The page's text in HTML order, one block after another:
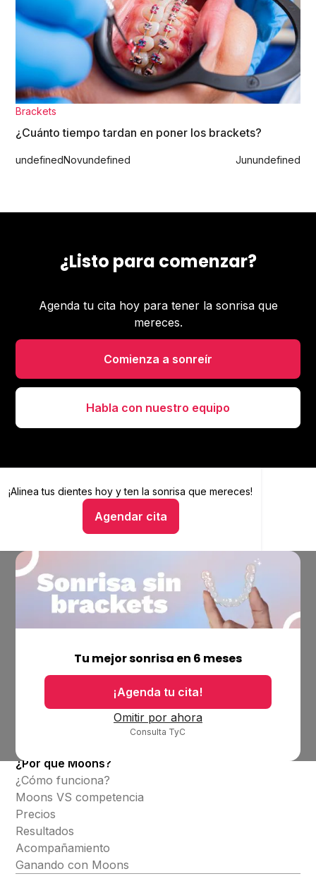
Brackets
¿Cuánto tiempo tardan en poner los brackets?
undefinedNovundefined Junundefined
¿Listo para comenzar?
Agenda tu cita hoy para tener la sonrisa que
mereces.
Comienza a sonreír
Habla con nuestro equipo
¡Alinea tus dientes hoy yten la sonrisa que mereces!
Agendar cita
Alinea tus dientes hoy y ten la sonrisa que mereces
Hablar con un asesor
Tu mejor sonrisa en 6 meses
¡Agenda tu cita!
Omitir por ahora
Consulta TyC
Ubicaciones
Bolsa de trabajo
¿Por qué Moons?
¿Cómo funciona?
Moons VS competencia
Precios
Resultados
Acompañamiento
Ganando con Moons